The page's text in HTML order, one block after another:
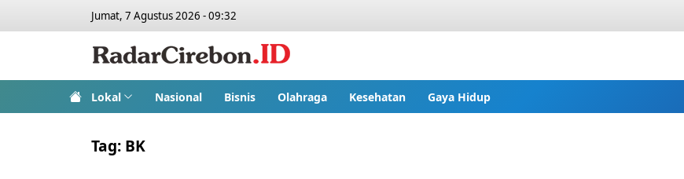
Jumat, 7 Agustus 2026 - 09:32
Lokal Nasional Bisnis Olahraga Kesehatan Gaya Hidup
Tag: BK